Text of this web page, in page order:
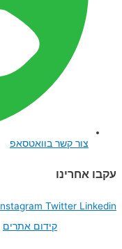
צור קשר בוואטסאפ
עקבו אחרינו
Instagram Twitter Linkedin
קידום אתרים|